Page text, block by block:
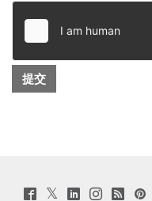
Facebook
Twitter LinkedInInstagram